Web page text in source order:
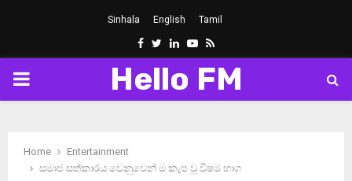
Sinhala English Tamil
Facebook
Twitter
LinkedinYoutube
Rss
PRIMARY
Hello FM
Home
Entertainment
සමාජ සත්කා­රය වෙනු­වෙන් ම කැප වූ විෂම භාග